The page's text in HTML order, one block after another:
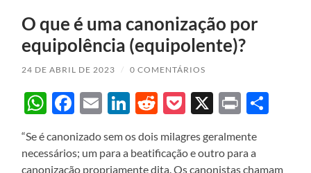
O que é uma canonização por
equipolência (equipolente)?
24 DE ABRIL DE 2023 / 0 COMENTÁRIOS
WhatsApp
Facebook
EmailLinkedIn
Reddit
Pocket
X Print
“Se é canonizado sem os dois milagres geralmente
necessários; um para a beatificação e outro para a
canonização propriamente dita. Os canonistas chamam